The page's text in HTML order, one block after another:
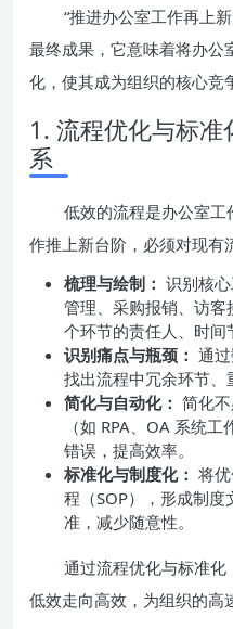
“推进办公室工作再上
最终成果，它意味着将办公
化，使其成为组织的核心竞
1. 流程优化与标
系
低效的流程是办公室工
作推上新台阶，必须对现有
梳理与绘制： 识别核
管理、采购报销、访
个环节的责任人、时间
识别痛点与瓶颈： 通
找出流程中冗余环节、
简化与自动化： 简化
（如 RPA、OA 系统
错误，提高效率。
标准化与制度化： 将
程（SOP），形成制
准，减少随意性。
通过流程优化与标准
低效走向高效，为组织的高